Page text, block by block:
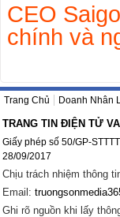
CEO
chính và
Trang Chủ Doanh Nhân
TRANG TIN ĐIỆN TỬ
Giấy phép số 50/GP-
28/09/2017
Chịu trách nhiệm thông
Email:
Ghi rõ nguồn khi lấy